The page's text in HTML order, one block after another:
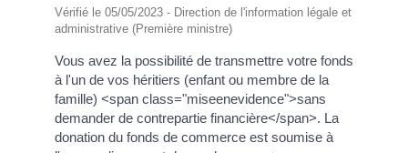
Vérifié le 05/05/2023 - Direction de l'information légale et
administrative (Première ministre)
Vous avez la possibilité de transmettre votre fonds
à l'un de vos héritiers (enfant ou membre de la
famille) <span class="miseenevidence">sans
demander de contrepartie financière</span>. La
donation du fonds de commerce est soumise à